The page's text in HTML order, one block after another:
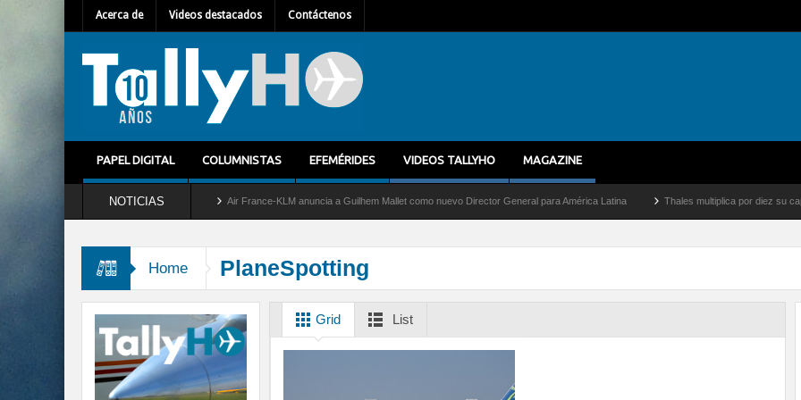
Acerca de Videos destacados Contáctenos
PAPEL DIGITAL COLUMNISTAS EFEMÉRIDES VIDEOS TALLYHO MAGAZINE
NOTICIAS
del servicio al C-2 Greyhound Air France-KLM anuncia a Guilhem Mallet como nuevo Director General para América Latina Thales multiplica por diez su capacidad
Home PlaneSpotting
Grid List